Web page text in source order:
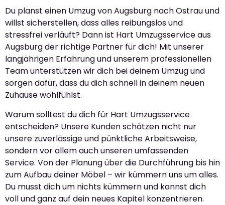
Du planst einen Umzug von Augsburg nach Ostrau und
willst sicherstellen, dass alles reibungslos und
stressfrei verläuft? Dann ist Hart Umzugsservice aus
Augsburg der richtige Partner für dich! Mit unserer
langjährigen Erfahrung und unserem professionellen
Team unterstützen wir dich bei deinem Umzug und
sorgen dafür, dass du dich schnell in deinem neuen
Zuhause wohlfühlst.
Warum solltest du dich für Hart Umzugsservice
entscheiden? Unsere Kunden schätzen nicht nur
unsere zuverlässige und pünktliche Arbeitsweise,
sondern vor allem auch unseren umfassenden
Service. Von der Planung über die Durchführung bis hin
zum Aufbau deiner Möbel – wir kümmern uns um alles.
Du musst dich um nichts kümmern und kannst dich
voll und ganz auf dein neues Kapitel konzentrieren.